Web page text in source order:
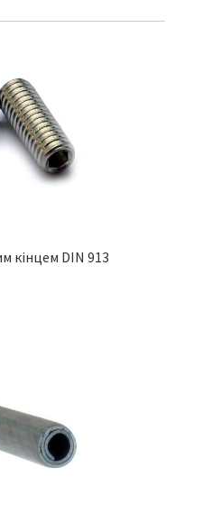
кінцем DIN 913